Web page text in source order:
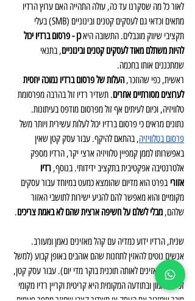
לאור כל מה שסקרנו עד כה, עולה התהייה האם ערוץ הרדיו
מתאים וכדאי גם לעסקים קטנים ובינוניים (SMB) בעלי
תקציבי שיווק מוגבלים. התשובה היא כן - פרסום ברדיו יכול
להיות משתלם מאוד לעסקים קטנים ובינוניים, בתנאי
שמתכננים אותו בחכמה.
ראשית, כפי שהוזכר, העלות של פרסום ברדיו נמוכה יחסית
לערוצים מסורתיים אחרים. תשדיר רדיו זול בהרבה מפרסומת
טלוויזיה, וכיום לעיתים אף זול מפרסום מודפס בעיתונות.
נתונים מראים כי פרסום ברדיו יכול לעלות עשירית ויותר משל
פרסום בטלוויזיה, בהתאם להיקף. עבור עסק קטן שאין
באפשרותו לממן קמפיין טלוויזיה ארצי יקר, הרדיו מספק
אלטרנטיבה אפקטיבית בתקציב ידידותי. בנוסף, רדיו
אזורי בפרט הוא מדיום שהומצא כמעט במיוחד עבור עסקים
מקומיים והוא מאפשר להם להגיע ישירות לתושבי האזור
שלהם, מבלי לשלם על חשיפה ארצית שהם לא באמת צריכים.
שנית, הרדיו ידוע כמדיה עם קהל מאזינים נאמן ומעורב.
אנשים נוטים להאזין לתחנות שהם אוהבים באופן קבוע (למשל
נהגים המאזינים לאותה תוכנית בוקר מדי יום). עבור עסק קטן,
זכייה באמון ובתודעה המקומית היא קריטית וקריין רדיו מקומי